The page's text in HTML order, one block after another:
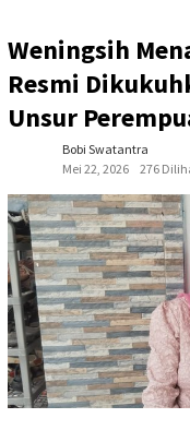
Weningsih
Resmi
Unsur
Bobi Swatantra
Mei 22, 2026
276